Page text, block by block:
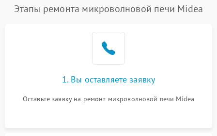
Подробнее →
2200 ₽
Не работают сенсорные
Этапы ремонта микроволновой печи Midea
1. Вы оставляете заявку
Оставьте заявку на ремонт микроволновой печи Midea